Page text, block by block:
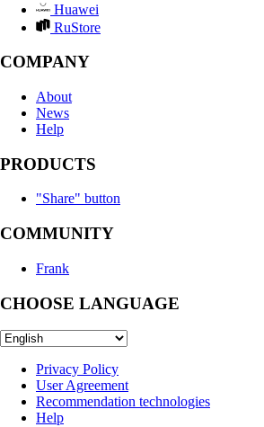
Huawei
RuStore
COMPANY
About
News
Help
PRODUCTS
"Share" button
COMMUNITY
Frank
CHOOSE LANGUAGE
Privacy Policy
User Agreement
Recommendation technologies
Help